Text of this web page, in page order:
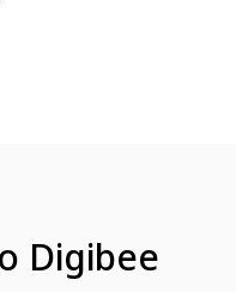
Digibee